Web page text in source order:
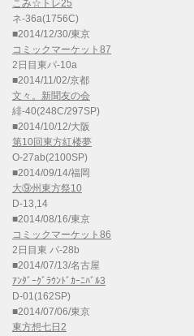
こみ☆トレ25
ネ-36a(1756C)
■2014/12/30/東京
コミックマーケット87
2日目東パ-10a
■2014/11/02/京都
文々。新聞友の会
緋-40(248C/297SP)
■2014/10/12/大阪
第10回東方紅楼夢
O-27ab(2100SP)
■2014/09/14/福岡
大⑨州東方祭10
D-13,14
■2014/08/16/東京
コミックマーケット86
2日目東 パ-28b
■2014/07/13/名古屋
ｱﾝﾀﾞｰｸﾞﾗｳﾝﾄﾞｶｰﾆﾊﾞﾙ3
D-01(162SP)
■2014/07/06/東京
東方想七日2